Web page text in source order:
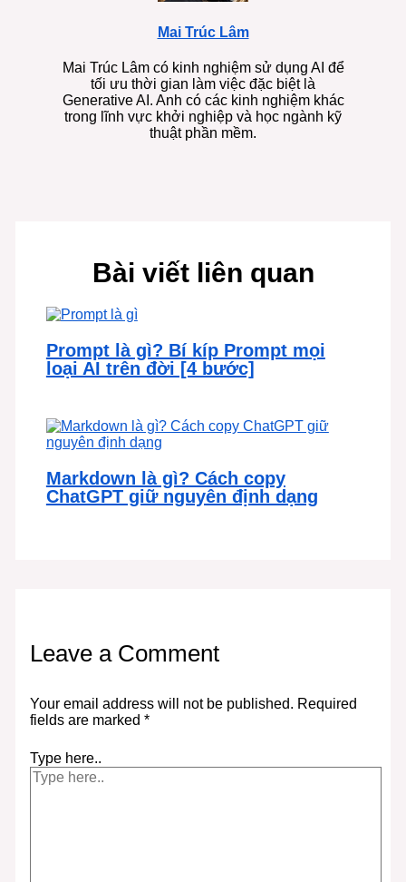
Mai Trúc Lâm
Mai Trúc Lâm có kinh nghiệm sử dụng AI để
tối ưu thời gian làm việc đặc biệt là
Generative AI. Anh có các kinh nghiệm khác
trong lĩnh vực khởi nghiệp và học ngành kỹ
thuật phần mềm.
Bài viết liên quan
Prompt là gì? Bí kíp Prompt mọi
loại AI trên đời [4 bước]
Markdown là gì? Cách copy
ChatGPT giữ nguyên định dạng
Leave a Comment
Your email address will not be published. Required
fields are marked *
Type here..